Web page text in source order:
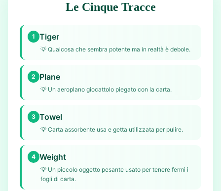
Le Cinque Tracce
1 Tiger
💡 Qualcosa che sembra potente ma in realtà è debole.
2 Plane
💡 Un aeroplano giocattolo piegato con la carta.
3 Towel
💡 Carta assorbente usa e getta utilizzata per pulire.
4 Weight
💡 Un piccolo oggetto pesante usato per tenere fermi i
fogli di carta.